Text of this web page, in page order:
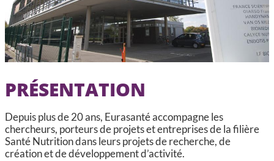
PRÉSENTATION
Depuis plus de 20 ans, Eurasanté accompagne les
chercheurs, porteurs de projets et entreprises de la filière
Santé Nutrition dans leurs projets de recherche, de
création et de développement d’activité.